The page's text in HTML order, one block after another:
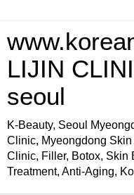
LIJIN
seoul
K-Beauty, Seoul
Clinic, Myeongdong
Clinic, Filler, Botox, Skin
Treatment, Anti-Aging,